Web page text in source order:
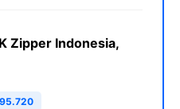
Zipper Indonesia,